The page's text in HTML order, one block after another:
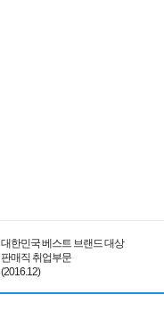
대한민국 베스트 브랜드 대상
판매직 취업부문
(2016.12)